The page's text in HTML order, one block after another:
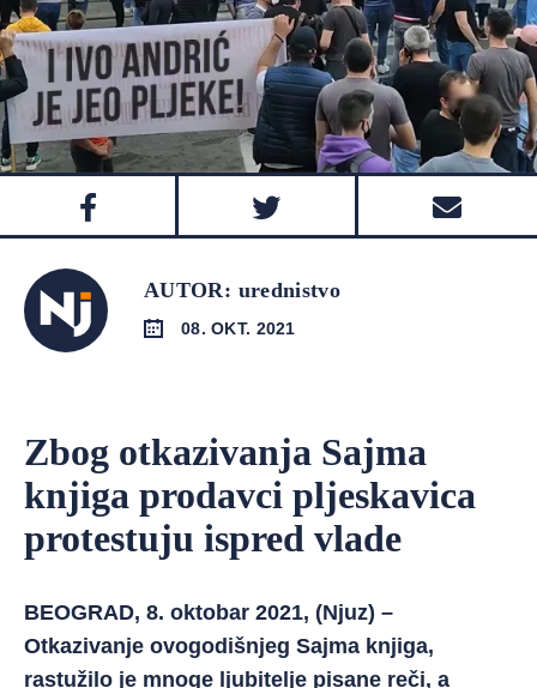
AUTOR: urednistvo
08. OKT. 2021
Zbog otkazivanja Sajma
knjiga prodavci pljeskavica
protestuju ispred vlade
BEOGRAD, 8. oktobar 2021, (Njuz) –
Otkazivanje ovogodišnjeg Sajma knjiga,
rastužilo je mnoge ljubitelje pisane reči, a